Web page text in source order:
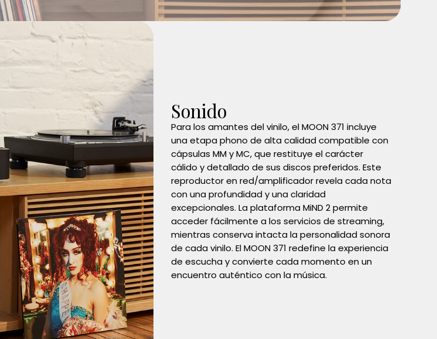
Sonido
Para los amantes del vinilo, el MOON 371 incluye
una etapa phono de alta calidad compatible con
cápsulas MM y MC, que restituye el carácter
cálido y detallado de sus discos preferidos. Este
reproductor en red/amplificador revela cada nota
con una profundidad y una claridad
excepcionales. La plataforma MiND 2 permite
acceder fácilmente a los servicios de streaming,
mientras conserva intacta la personalidad sonora
de cada vinilo. El MOON 371 redefine la experiencia
de escucha y convierte cada momento en un
encuentro auténtico con la música.